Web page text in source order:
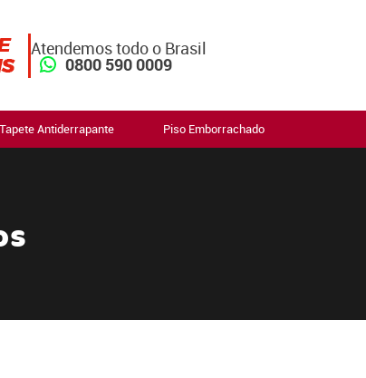
Atendemos todo o Brasil
0800 590 0009
Tapete Antiderrapante Piso Emborrachado